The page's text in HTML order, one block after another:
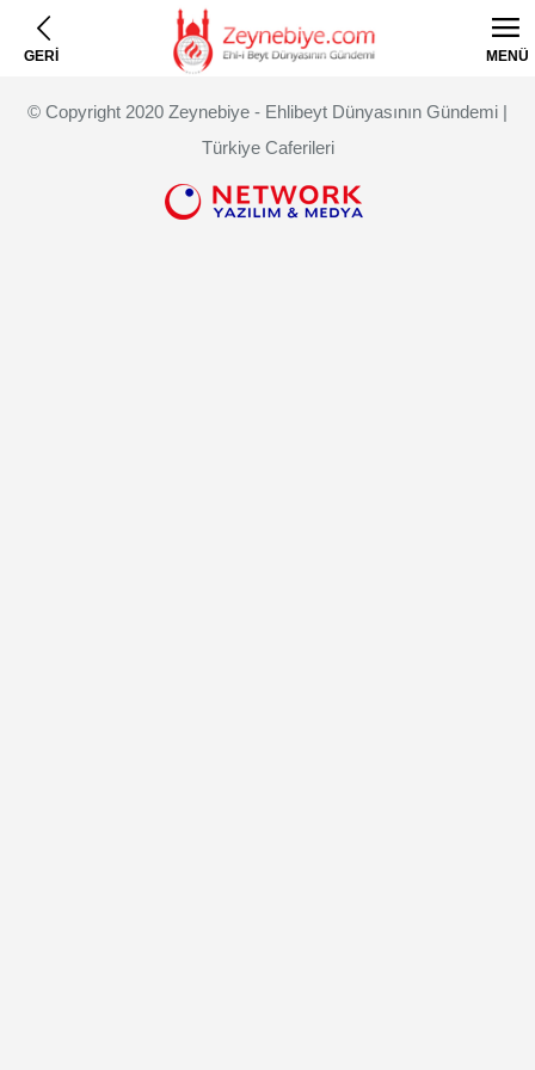
GERİ MENÜ
© Copyright 2020 Zeynebiye - Ehlibeyt Dünyasının Gündemi |
Türkiye Caferileri